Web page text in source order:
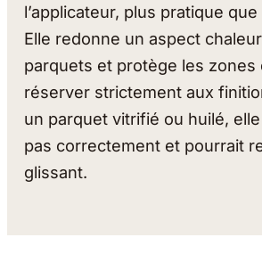
l’applicateur, plus pratique
Elle redonne un aspect
parquets et protège les zones
réserver strictement aux
un parquet vitrifié ou huilé, elle
pas correctement et pourrait
glissant.